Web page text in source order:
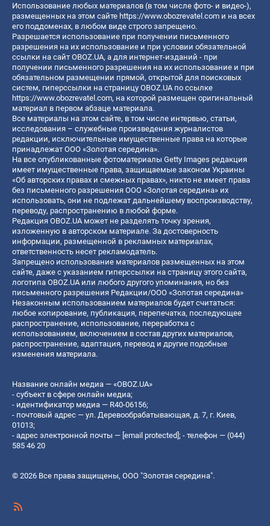
Использование любых материалов (в том числе фото- и видео-),
размещенных на этом сайте https://www.obozrevatel.com и на всех
его поддоменах, в любом виде строго запрещено.
Разрешается использование при получении письменного
разрешения на их использование и при условии обязательной
ссылки на сайт OBOZ.UA, а для интернет-изданий - при
получении письменного разрешения на их использование и при
обязательном размещении прямой, открытой для поисковых
систем, гиперссылки на страницу OBOZ.UA по ссылке
https://www.obozrevatel.com, на которой размещен оригинальный
материал в первом абзаце материала.
Все материалы на этом сайте, в том числе интервью, статьи,
исследования – служебные произведения журналистов
редакции, исключительные имущественные права на которые
принадлежат ООО «Золотая середина».
На все опубликованные фотоматериалы Getty Images редакция
имеет имущественные права, защищаемые законом Украины
«Об авторских правах и смежных правах», никто не имеет права
без письменного разрешения ООО «Золотая середина» их
использовать, они не подлежат дальнейшему воспроизводству,
переводу, распространению в любой форме.
Редакция OBOZ.UA может не разделять точку зрения,
изложенную в авторском материале. За достоверность
информации, размещенной в рекламных материалах,
ответственность несет рекламодатель.
Запрещено использование материалов размещенных на этом
сайте, даже с указанием гиперссылки на страницу этого сайта,
логотипа OBOZ.UA или любого другого упоминания, но без
письменного разрешения Редакции/ООО «Золотая середина»
Незаконным использованием материалов будет считаться:
любое копирование, публикация, перепечатка, последующее
распространение, использование, переработка с
использованием, включением в состав других материалов,
распространение, адаптация, перевод и другие подобные
изменения материала.
Название онлайн медиа — «OBOZ.UA»
- субъект в сфере онлайн медиа;
- идентификатор медиа — R40-06156;
- почтовый адрес — ул. Деревообрабатывающая, д. 7, г. Киев,
01013;
- адрес электронной почты — [email protected] ; - телефон — (044)
585 46 20
© 2026 Все права защищены, ООО "Золотая середина".